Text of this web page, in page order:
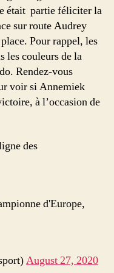
était partie féliciter la
sur route Audrey
Pour rappel, les
les couleurs de la
Rendez-vous
voir si Annemiek
à l’occasion de
des
d'Europe,
August 27, 2020